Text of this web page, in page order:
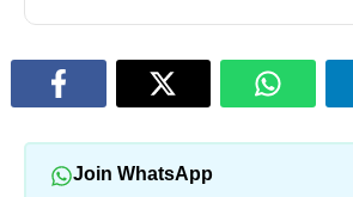
Join WhatsApp